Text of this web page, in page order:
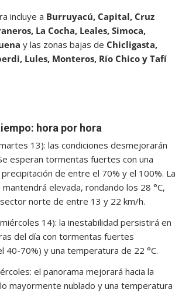
incluye a Burruyacú, Capital, Cruz
La Cocha, Leales, Simoca,
y las zonas bajas de Chicligasta,
Lules, Monteros, Río Chico y Tafí
hora por hora
13): las condiciones desmejorarán
esperan tormentas fuertes con una
de entre el 70% y el 100%. La
elevada, rondando los 28 °C,
norte de entre 13 y 22 km/h.
14): la inestabilidad persistirá en
del día con tormentas fuertes
40-70%) y una temperatura de 22 °C.
el panorama mejorará hacia la
mayormente nublado y una temperatura